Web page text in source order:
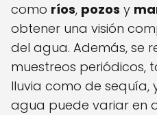
como ríos, pozos y
obtener una visión
del agua. Además, se
muestreos periódicos,
lluvia como de
agua puede variar en